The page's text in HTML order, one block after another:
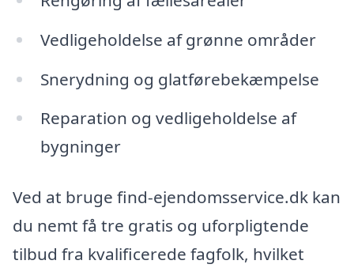
Vedligeholdelse af grønne områder
Snerydning og glatførebekæmpelse
Reparation og vedligeholdelse af
bygninger
Ved at bruge find-ejendomsservice.dk kan
du nemt få tre gratis og uforpligtende
tilbud fra kvalificerede fagfolk, hvilket